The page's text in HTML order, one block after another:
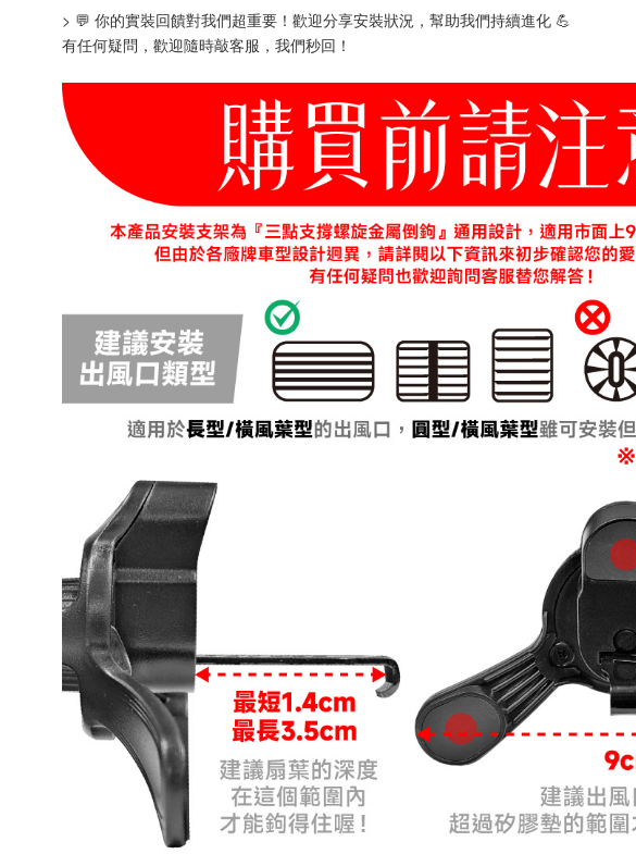
> 💬 你的實裝回饋對我們超重要！歡迎分享安裝狀況，幫助我們持續進化 💪
有任何疑問，歡迎隨時敲客服，我們秒回！